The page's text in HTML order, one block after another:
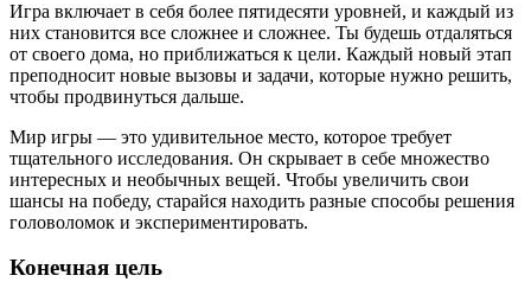
Игра включает в себя более пятидесяти уровней, и каждый из
них становится все сложнее и сложнее. Ты будешь отдаляться
от своего дома, но приближаться к цели. Каждый новый этап
преподносит новые вызовы и задачи, которые нужно решить,
чтобы продвинуться дальше.
Мир игры — это удивительное место, которое требует
тщательного исследования. Он скрывает в себе множество
интересных и необычных вещей. Чтобы увеличить свои
шансы на победу, старайся находить разные способы решения
головоломок и экспериментировать.
Конечная цель